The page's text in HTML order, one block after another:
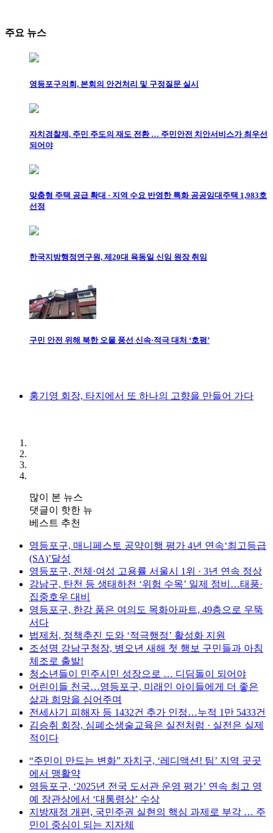
주요 뉴스
영등포구의회, 본회의 안건처리 및 구정질문 실시
자치경찰제, 주민 주도의 재도 전환 … 주민안전 치안서비스가 최우선
되어야
맞춤형 주택 공급 확대 · 지역 수요 반영한 특화 공공임대주택 1,983호
선정
한국지방행정연구원, 제20대 육동일 신임 원장 취임
구민 안전 위해 북한 오물 풍선 신속·적극 대처 ‘호평’
홍기영 회장, 타지에서 또 하나의 고향을 만들어 가다
많이 본 뉴스
댓글이 핫한 뉴
베스트 추천
영등포구, 매니페스토 공약이행 평가 4년 연속‘최고등급
(SA)’달성
영등포구, 전체·여성 고용률 서울시 1위 · 3년 연속 정상
강남구, 탄천 등 생태하천 ‘위험 수목’ 일제 정비…태풍·
집중호우 대비
영등포구, 한강 품은 여의도 목화아파트, 49층으로 우뚝
서다
법제처, 정책추진 도와 ‘적극행정’ 활성화 지원
조성명 강남구청장, 병오년 새해 첫 행보 구민들과 아침
체조로 출발!
청소년들이 민주시민 성장으로 … 디딤돌이 되어야
어린이들 천국…영등포구, 미래인 아이들에게 더 좋은
삶과 희망을 심어주며
전세사기 피해자 등 1432건 추가 인정…누적 1만 5433건
김승취 회장, 심폐소생술교육은 실전처럼 · 실전은 실제
적이다
“주민이 만드는 변화” 자치구, ‘레디액션! 팀’ 지역 곳곳
에서 맹활약
영등포구, ‘2025년 전국 도서관 운영 평가’ 연속 최고 영
예 장관상에서 ‘대통령상’ 수상
지방재정 개편, 국민주권 실현의 핵심 과제로 부각 … 주
민이 중심이 되는 지자체